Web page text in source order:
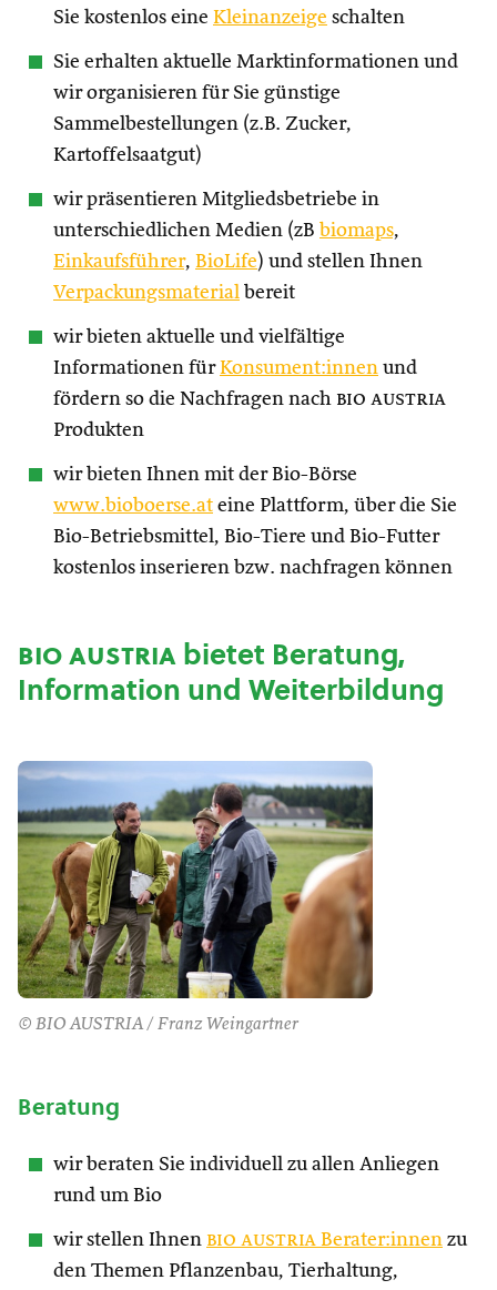
Sie kostenlos eine Kleinanzeige schalten
Sie erhalten aktuelle Marktinformationen und
wir organisieren für Sie günstige
Sammelbestellungen (z.B. Zucker,
Kartoffelsaatgut)
wir präsentieren Mitgliedsbetriebe in
unterschiedlichen Medien (zB biomaps,
Einkaufsführer, BioLife) und stellen Ihnen
Verpackungsmaterial bereit
wir bieten aktuelle und vielfältige
Informationen fürKonsument:innen und
fördern so die Nachfragen nach bio austria
Produkten
wir bieten Ihnen mit der Bio-Börse
www.bioboerse.at eine Plattform, über die Sie
Bio-Betriebsmittel, Bio-Tiere und Bio-Futter
kostenlos inserieren bzw. nachfragen können
bio austriabietet Beratung,
Information und Weiterbildung
© BIO AUSTRIA / Franz Weingartner
Beratung
wir beraten Sie individuell zu allen Anliegen
rund um Bio
wir stellen Ihnen bio austria Berater:innen zu
den Themen Pflanzenbau, Tierhaltung,